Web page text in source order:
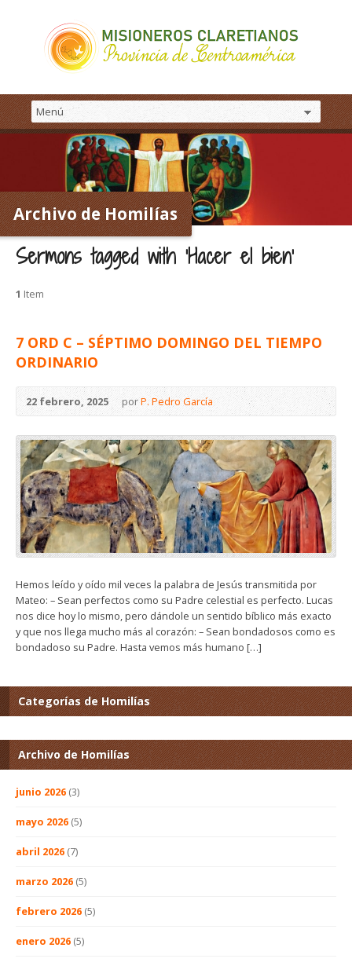
Archivo de Homilías
Sermons tagged with ‘Hacer el bien’
1 Item
7 ORD C – SÉPTIMO DOMINGO DEL TIEMPO
ORDINARIO
22 febrero, 2025 porP. Pedro García
Hemos leído y oído mil veces la palabra de Jesús transmitida por
Mateo: – Sean perfectos como su Padre celestial es perfecto. Lucas
nos dice hoy lo mismo, pero dándole un sentido bíblico más exacto
y que nos llega mucho más al corazón: – Sean bondadosos como es
bondadoso su Padre. Hasta vemos más humano […]
Categorías de Homilías
Archivo de Homilías
junio 2026 (3)
mayo 2026 (5)
abril 2026 (7)
marzo 2026 (5)
febrero 2026 (5)
enero 2026 (5)